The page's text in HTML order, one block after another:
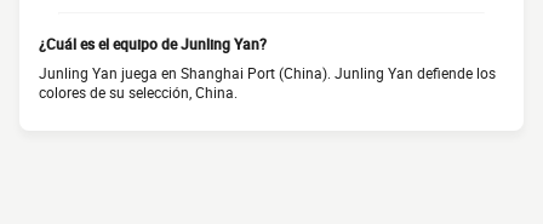
¿Cuál es el equipo de Junling Yan?
Junling Yan juega en Shanghai Port (China). Junling Yan defiende los
colores de su selección, China.